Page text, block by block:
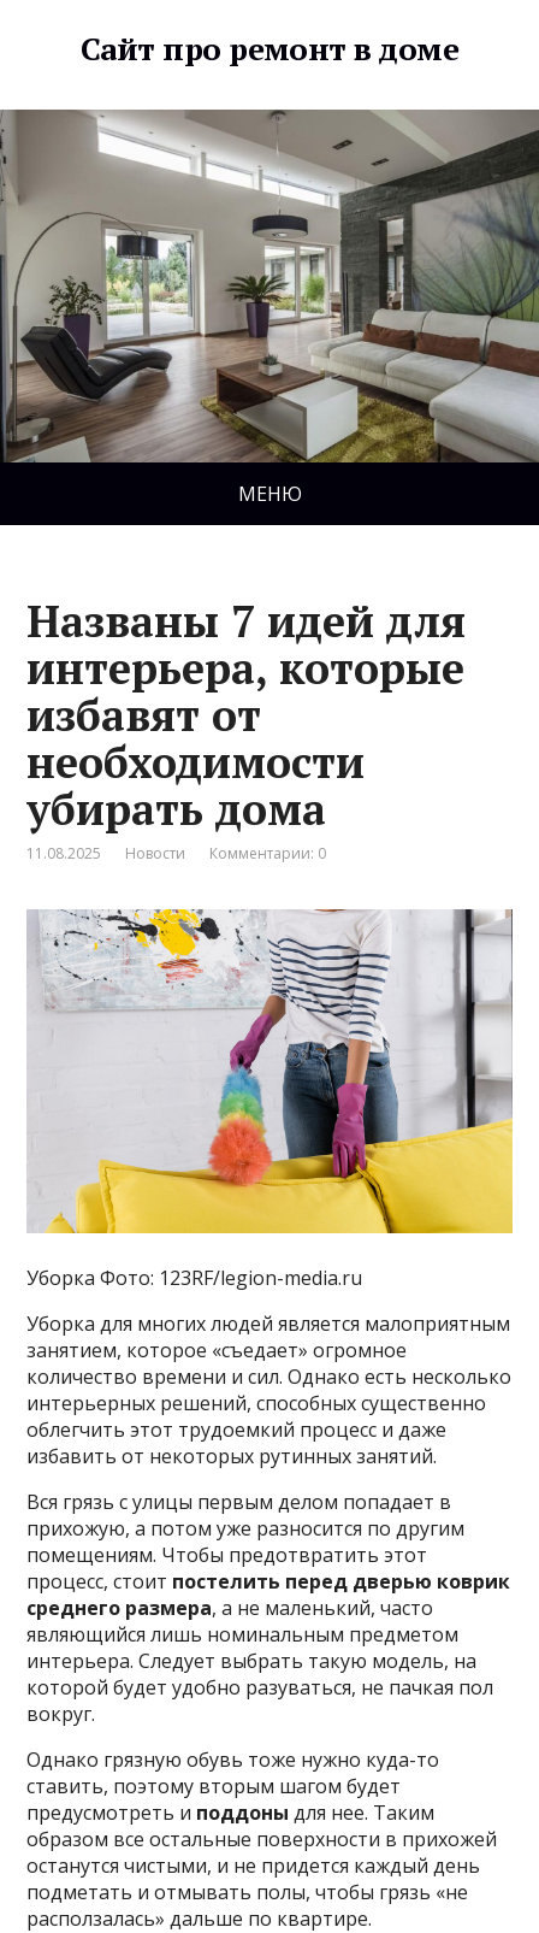
Сайт про ремонт в доме
МЕНЮ
Названы 7 идей для
интерьера, которые
избавят от
необходимости
убирать дома
11.08.2025 Новости Комментарии: 0
Уборка Фото: 123RF/legion-media.ru
Уборка для многих людей является малоприятным
занятием, которое «съедает» огромное
количество времени и сил. Однако есть несколько
интерьерных решений, способных существенно
облегчить этот трудоемкий процесс и даже
избавить от некоторых рутинных занятий.
Вся грязь с улицы первым делом попадает в
прихожую, а потом уже разносится по другим
помещениям. Чтобы предотвратить этот
процесс, стоит постелить перед дверью коврик
среднего размера, а не маленький, часто
являющийся лишь номинальным предметом
интерьера. Следует выбрать такую модель, на
которой будет удобно разуваться, не пачкая пол
вокруг.
Однако грязную обувь тоже нужно куда-то
ставить, поэтому вторым шагом будет
предусмотреть и поддоны для нее. Таким
образом все остальные поверхности в прихожей
останутся чистыми, и не придется каждый день
подметать и отмывать полы, чтобы грязь «не
расползалась» дальше по квартире.